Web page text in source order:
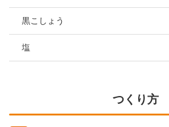
黒こしょう
塩
つくり方